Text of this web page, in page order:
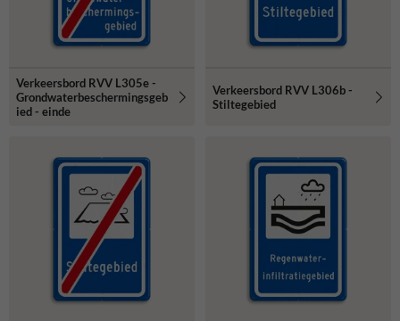
Verkeersbord RVV L305e -
Grondwaterbeschermingsgeb
ied - einde
Verkeersbord RVV L306b -
Stiltegebied